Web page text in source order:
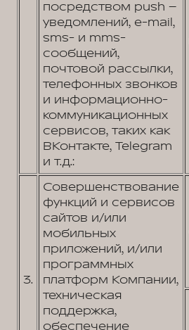
посредством push –
уведомлений, e-mail,
sms- и mms-
сообщений,
почтовой рассылки,
телефонных звонков
и информационно-
коммуникационных
сервисов, таких как
ВКонтакте, Telegram
и т.д.:
3.
Совершенствование
функций и сервисов
сайтов и/или
мобильных
приложений, и/или
программных
платформ Компании,
техническая
поддержка,
обеспечение